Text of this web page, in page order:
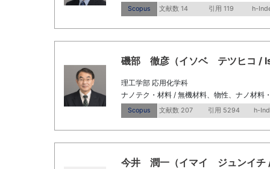
Scopus 文献数 14 引用 119 h-
磯部 徹彦（イソベ テツヒコ /
理工学部 応用化学科
ナノテク・材料 / 無機材料、物性、ナノ材料
Scopus 文献数 207 引用 5294 h-
今井 潤一（イマイ ジュンイチ